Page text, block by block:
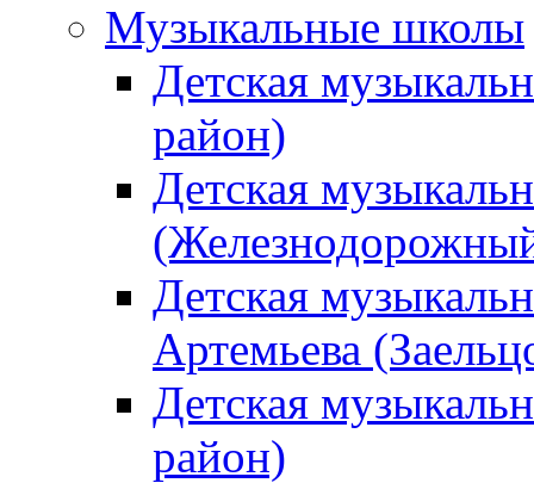
Музыкальные школы
Детская
район)
Детская
Детская
Артемьева
Детская
район)